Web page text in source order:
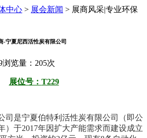
中心 > 展会新闻 > 展商风采|专业环保
-宁夏尼西活性炭有限公司
浏览量：205次
展位号： T229
司是宁夏伯特利活性炭有限公司（即公
）于2017年因扩大产能需求而建设成立